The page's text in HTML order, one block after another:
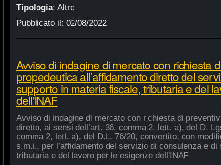
Tipologia: Altro
Pubblicato il: 02/08/2022
Avviso di indagine di mercato con richiesta
propedeutica all’affidamento diretto del
supporto in materia fiscale, tributaria e del
dell'INAF
Avviso di indagine di mercato con richiesta di
diretto, ai sensi dell’art. 36, comma 2, lett. a), del D.
comma 2, lett. a), del D.L. 76/20, convertito, con
s.m.i., per l’affidamento del servizio di consulenza e
tributaria e del lavoro per le esigenze dell'INAF